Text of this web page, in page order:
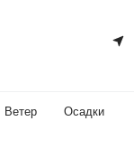
Ветер Осадки